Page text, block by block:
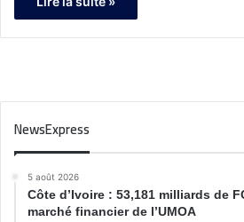
NewsExpress
5 août 2026
Côte d’Ivoire : 53,181 milliards de
marché financier de l’UMOA